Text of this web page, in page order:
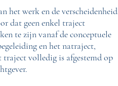
het werk en de verscheidenheid
dat geen enkel traject
te zijn vanaf de conceptuele
en het natraject,
volledig is afgestemd op